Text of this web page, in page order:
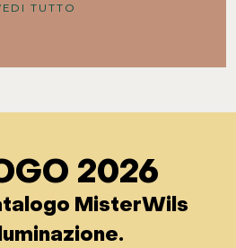
TUTTO
2026
MisterWils